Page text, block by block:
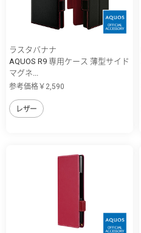
ラスタバナナ
AQUOS R9 専用ケース 薄型サイド
マグネ...
参考価格￥2,590
レザー